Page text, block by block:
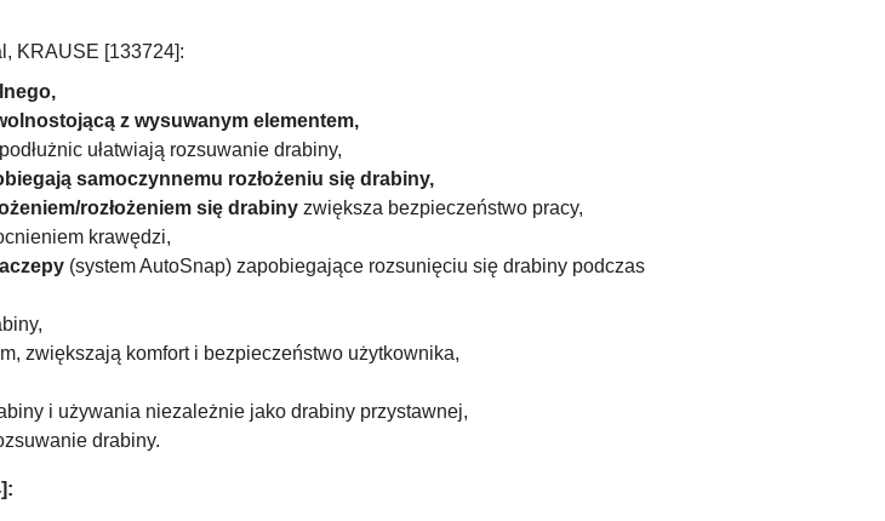
KRAUSE [133724]:
z wysuwanym elementem,
ułatwiają rozsuwanie drabiny,
samoczynnemu rozłożeniu się drabiny,
rozłożeniem się drabiny zwiększa bezpieczeństwo pracy,
krawędzi,
(system AutoSnap) zapobiegające rozsunięciu się drabiny podczas
zwiększają komfort i bezpieczeństwo użytkownika,
i używania niezależnie jako drabiny przystawnej,
drabiny.